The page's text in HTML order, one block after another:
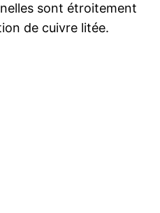
sont étroitement
de cuivre litée.